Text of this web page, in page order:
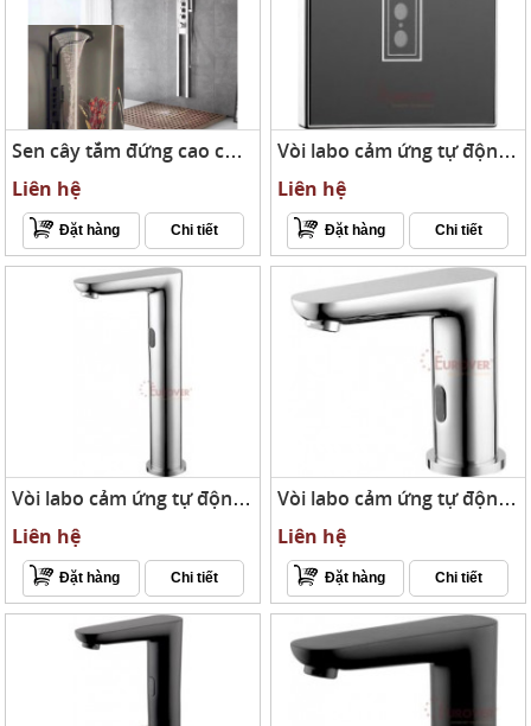
Sen cây tắm đứng cao cấp PLE-0588
Liên hệ
Đặt hàng Chi tiết
Vòi labo cảm ứng tự động AT-9962K
Liên hệ
Đặt hàng Chi tiết
Vòi labo cảm ứng tự động AT-8901A
Liên hệ
Đặt hàng Chi tiết
Vòi labo cảm ứng tự động AT-8902A
Liên hệ
Đặt hàng Chi tiết